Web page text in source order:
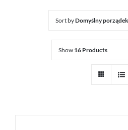
Sort byDomyślny porządek
Show 16 Products